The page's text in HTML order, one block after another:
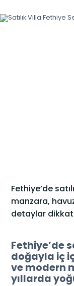
Fethiye’de
manzara,
detaylar
Fethiye’de
doğayla iç
ve modern
yıllarda